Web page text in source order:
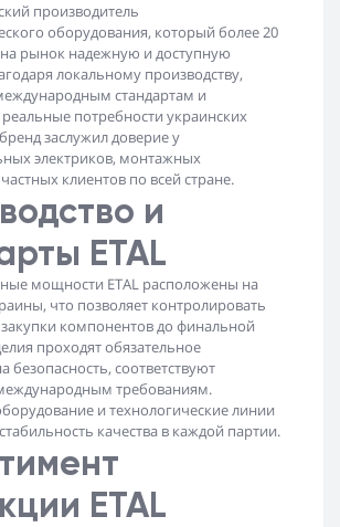
производитель
оборудования, который более 20
на рынок надежную и доступную
локальному производству,
стандартам и
потребности украинских
заслужил доверие у
электриков, монтажных
клиентов по всей стране.
и
ETAL
мощности ETAL расположены на
что позволяет контролировать
компонентов до финальной
проходят обязательное
безопасность, соответствуют
требованиям.
и технологические линии
качества в каждой партии.
ETAL